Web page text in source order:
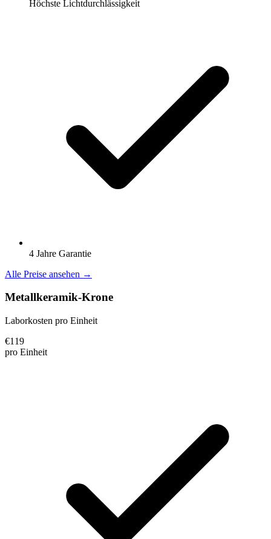
Höchste Lichtdurchlässigkeit
4 Jahre Garantie
Alle Preise ansehen →
Metallkeramik-Krone
Laborkosten pro Einheit
€119
pro Einheit